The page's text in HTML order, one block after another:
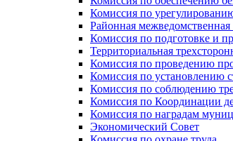
Комиссия по
Районная
Комиссия по подготовке и
Территориальная
Комиссия по проведению
Комиссия по установлению
Комиссия по соблюдению
Комиссия по Координации
Комиссия по наградам
Экономический Совет